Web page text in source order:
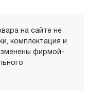
на сайте не
комплектация и
фирмой-